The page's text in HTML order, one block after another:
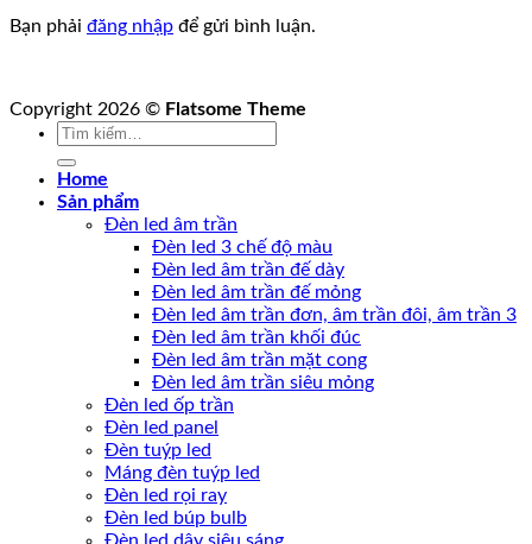
Bạn phải đăng nhập để gửi bình luận.
Copyright 2026 © Flatsome Theme
Tìm
Home
Sản phẩm
Đèn led âm trần
Đèn led 3 chế độ màu
Đèn led âm trần đế dày
Đèn led âm trần đế mỏng
Đèn led âm trần đơn, âm trần đôi, âm trần 3
Đèn led âm trần khối đúc
Đèn led âm trần mặt cong
Đèn led âm trần siêu mỏng
Đèn led ốp trần
Đèn led panel
Đèn tuýp led
Máng đèn tuýp led
Đèn led rọi ray
Đèn led búp bulb